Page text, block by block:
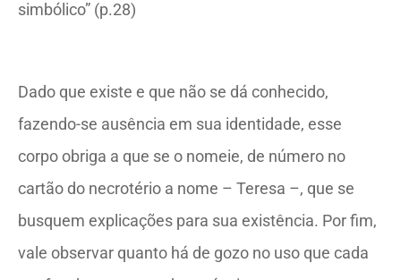
simbólico” (p.28)
Dado que existe e que não se dá conhecido,
fazendo-se ausência em sua identidade, esse
corpo obriga a que se o nomeie, de número no
cartão do necrotério a nome – Teresa –, que se
busquem explicações para sua existência. Por fim,
vale observar quanto há de gozo no uso que cada